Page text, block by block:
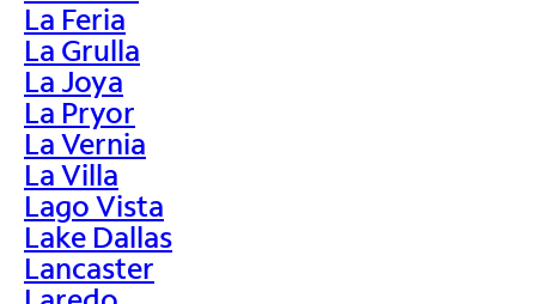
La Feria
La Grulla
La Joya
La Pryor
La Vernia
La Villa
Lago Vista
Lake Dallas
Lancaster